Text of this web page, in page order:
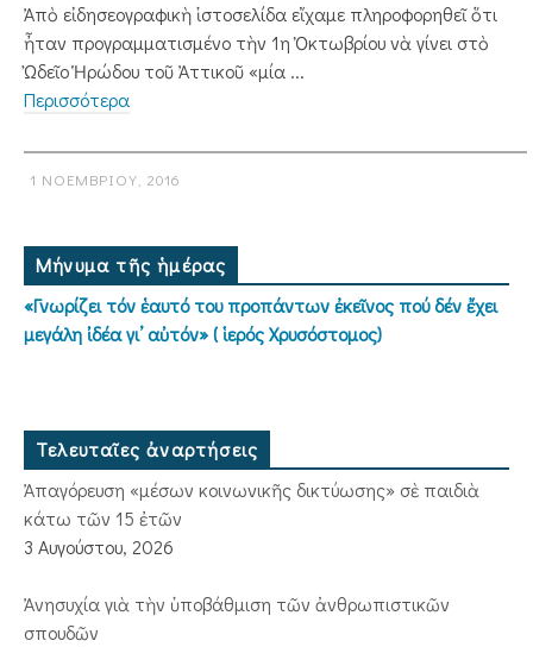
Ἀπὸ εἰδησεογραφικὴ ἱστοσελίδα εἴ­χαμε πληροφορηθεῖ ὅτι
ἦταν προγραμματισμένο τὴν 1η Ὀκτωβρίου νὰ γίνει στὸ
Ὠδεῖο Ἡρώδου τοῦ Ἀττικοῦ «μία ...
Περισσότερα
1 ΝΟΕΜΒΡΊΟΥ, 2016
Μήνυμα τῆς ἡμέρας
«Γνωρίζει τόν ἑαυτό του προπάντων ἐκεῖνος πού δέν ἔχει
μεγάλη ἰδέα γι’ αὐτόν» ( ἱερός Χρυσόστομος)
Τελευταῖες ἀναρτήσεις
Ἀπαγόρευση «μέσων κοινωνικῆς δικτύωσης» σὲ παιδιὰ
κάτω τῶν 15 ἐτῶν
3 Αυγούστου, 2026
Ἀνησυχία γιὰ τὴν ὑποβάθμιση τῶν ἀνθρωπιστικῶν
σπουδῶν